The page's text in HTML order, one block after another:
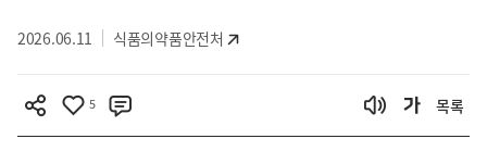
2026.06.11 식품의약품안전처
5 목록